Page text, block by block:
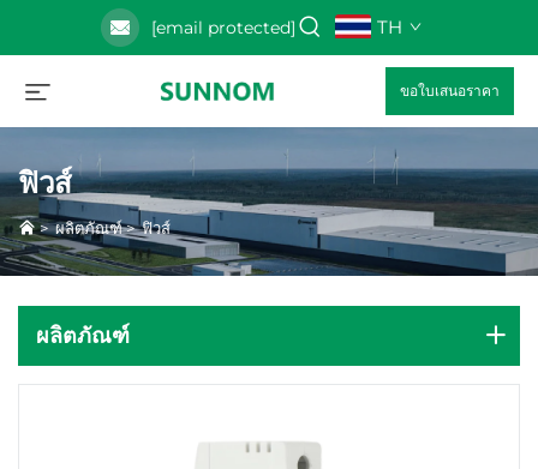
[email protected] TH
ขอใบเสนอราคา
ฟิวส์
>ผลิตภัณฑ์>ฟิวส์
ผลิตภัณฑ์